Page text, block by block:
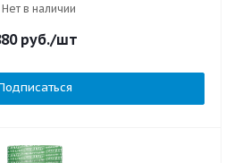
Нет в наличии
руб./шт